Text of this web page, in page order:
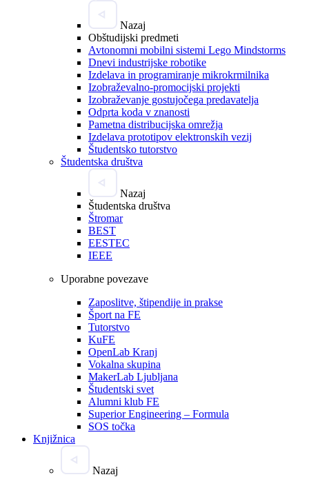
Nazaj
Obštudijski predmeti
Avtonomni mobilni sistemi Lego Mindstorms
Dnevi industrijske robotike
Izdelava in programiranje mikrokrmilnika
Izobraževalno-promocijski projekti
Izobraževanje gostujočega predavatelja
Odprta koda v znanosti
Pametna distribucijska omrežja
Izdelava prototipov elektronskih vezij
Študentsko tutorstvo
Študentska društva
Nazaj
Študentska društva
Štromar
BEST
EESTEC
IEEE
Uporabne povezave
Zaposlitve, štipendije in prakse
Šport na FE
Tutorstvo
KuFE
OpenLab Kranj
Vokalna skupina
MakerLab Ljubljana
Študentski svet
Alumni klub FE
Superior Engineering – Formula
SOS točka
Knjižnica
Nazaj